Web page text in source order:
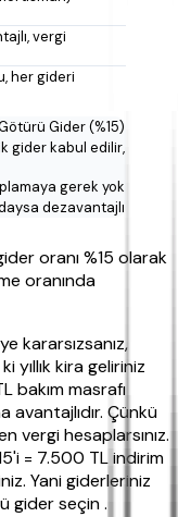
vergi
her gideri
Gider (%15)
gider kabul edilir,
gerek yok
dezavantajlı
oranı %15 olarak
oranında
kararsızsanız,
yıllık kira geliriniz
bakım masrafı
avantajlıdır. Çünkü
vergi hesaplarsınız.
= 7.500 TL indirim
Yani giderleriniz
gider seçin .